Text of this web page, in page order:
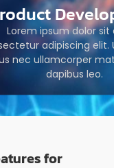
Lorem ipsum dolor sit
adipiscing elit.
nec ullamcorper
dapibus leo.
for